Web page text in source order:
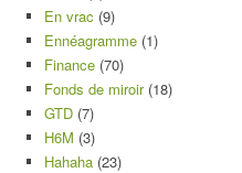
En vrac (9)
Ennéagramme (1)
Finance (70)
Fonds de miroir(18)
GTD (7)
H6M (3)
Hahaha (23)